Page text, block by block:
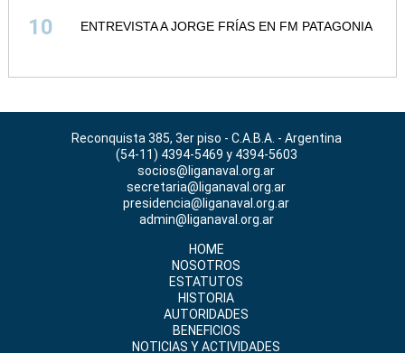
10 ENTREVISTA A JORGE FRÍAS EN FM PATAGONIA
Reconquista 385, 3er piso - C.A.B.A. - Argentina
(54-11) 4394-5469 y 4394-5603
socios@liganaval.org.ar
secretaria@liganaval.org.ar
presidencia@liganaval.org.ar
admin@liganaval.org.ar
HOME
NOSOTROS
ESTATUTOS
HISTORIA
AUTORIDADES
BENEFICIOS
NOTICIAS Y ACTIVIDADES